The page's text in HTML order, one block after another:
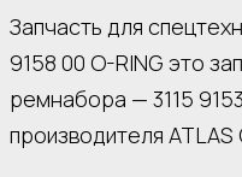
Запчасть для
9158 00 O-RING это
ремнабора — 3115
производителя ATLAS